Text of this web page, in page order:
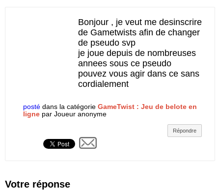
Bonjour , je veut me desinscrire
de Gametwists afin de changer
de pseudo svp
je joue depuis de nombreuses
annees sous ce pseudo
pouvez vous agir dans ce sans
cordialement
posté dans la catégorie GameTwist : Jeu de belote en
ligne par Joueur anonyme
Votre réponse